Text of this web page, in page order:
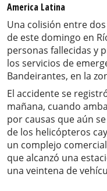
America Latina
Una colisión entre
de este domingo en
personas fallecidas y
los servicios de
Bandeirantes, en la
El accidente se
mañana, cuando
por causas que aún
de los helicópteros
un complejo
que alcanzó una
una veintena de